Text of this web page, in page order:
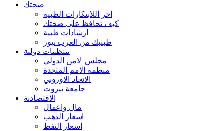
صحتك
اخر اللابتكارات الطبية
كيف تحافظ على صحتك
ارشادات طبية
طبيبك من العرب نيوز
منظمات دولية
مجلس الامن الدولي
منظمة الامم المتحدة
الاتحاد الاوروبي
جامعة بيروت
الاقتصادية
مال واعمال
اسعار الذهب
اسعار النفط